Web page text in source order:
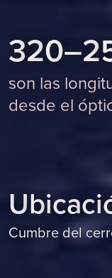
320–2
son las
desde el
Ubicaci
Cumbre del